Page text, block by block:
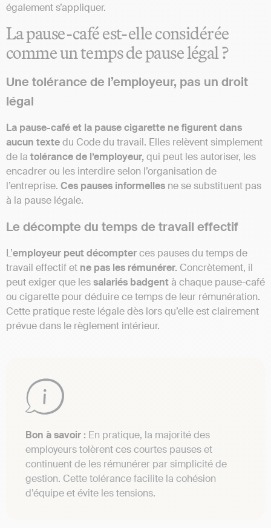
également s’appliquer.
La pause-café est-elle considérée
comme un temps de pause légal ?
Une tolérance de l’employeur, pas un droit
légal
La pause-café et la pause cigarette ne figurent dans
aucun textedu Code du travail. Elles relèvent simplement
de la tolérance de l’employeur,qui peut les autoriser, les
encadrer ou les interdire selon l’organisation de
l’entreprise. Ces pauses informelles ne se substituent pas
à la pause légale.
Le décompte du temps de travail effectif
L’employeur peut décompterces pauses du temps de
travail effectif et ne pas les rémunérer. Concrètement, il
peut exiger que lessalariés badgentà chaque pause-café
ou cigarette pour déduire ce temps de leur rémunération.
Cette pratique reste légale dès lors qu’elle est clairement
prévue dans le règlement intérieur.
Bon à savoir : En pratique, la majorité des
employeurs tolèrent ces courtes pauses et
continuent de les rémunérer par simplicité de
gestion. Cette tolérance facilite la cohésion
d’équipe et évite les tensions.